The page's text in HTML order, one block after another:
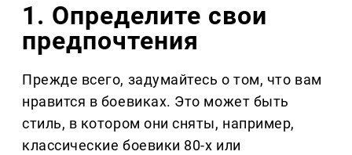
1. Определите свои
предпочтения
Прежде всего, задумайтесь о том, что вам
нравится в боевиках. Это может быть
стиль, в котором они сняты, например,
классические боевики 80-х или